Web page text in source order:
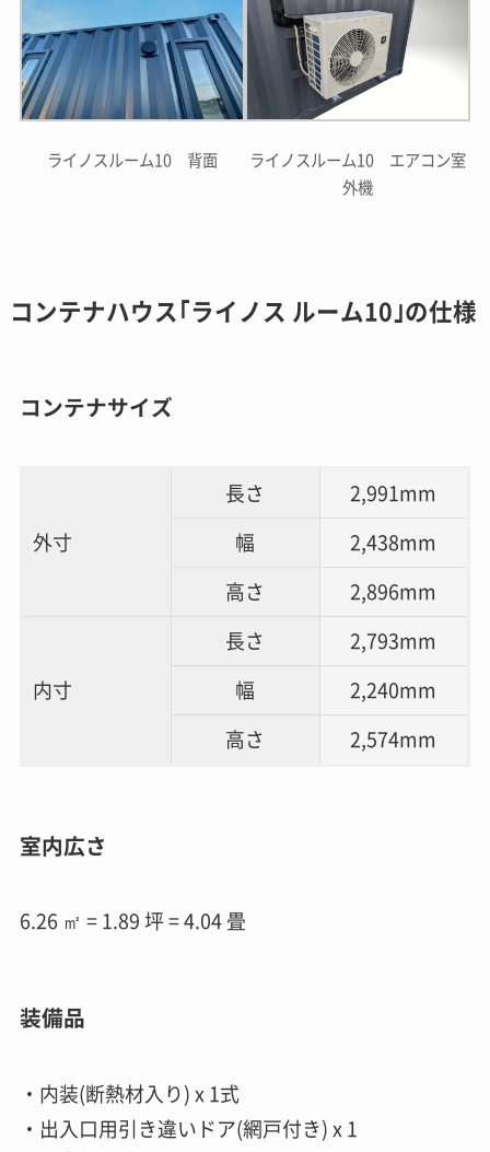
ライノスルーム10 背面
ライノスルーム10 エアコン室
外機
コンテナハウス｢ライノス ルーム10｣の仕様
コンテナサイズ
外寸
長さ 2,991mm
幅 2,438mm
高さ 2,896mm
内寸
長さ 2,793mm
幅 2,240mm
高さ 2,574mm
室内広さ
6.26 ㎡ = 1.89 坪 = 4.04 畳
装備品
・内装(断熱材入り) x 1式
・出入口用引き違いドア(網戸付き) x 1